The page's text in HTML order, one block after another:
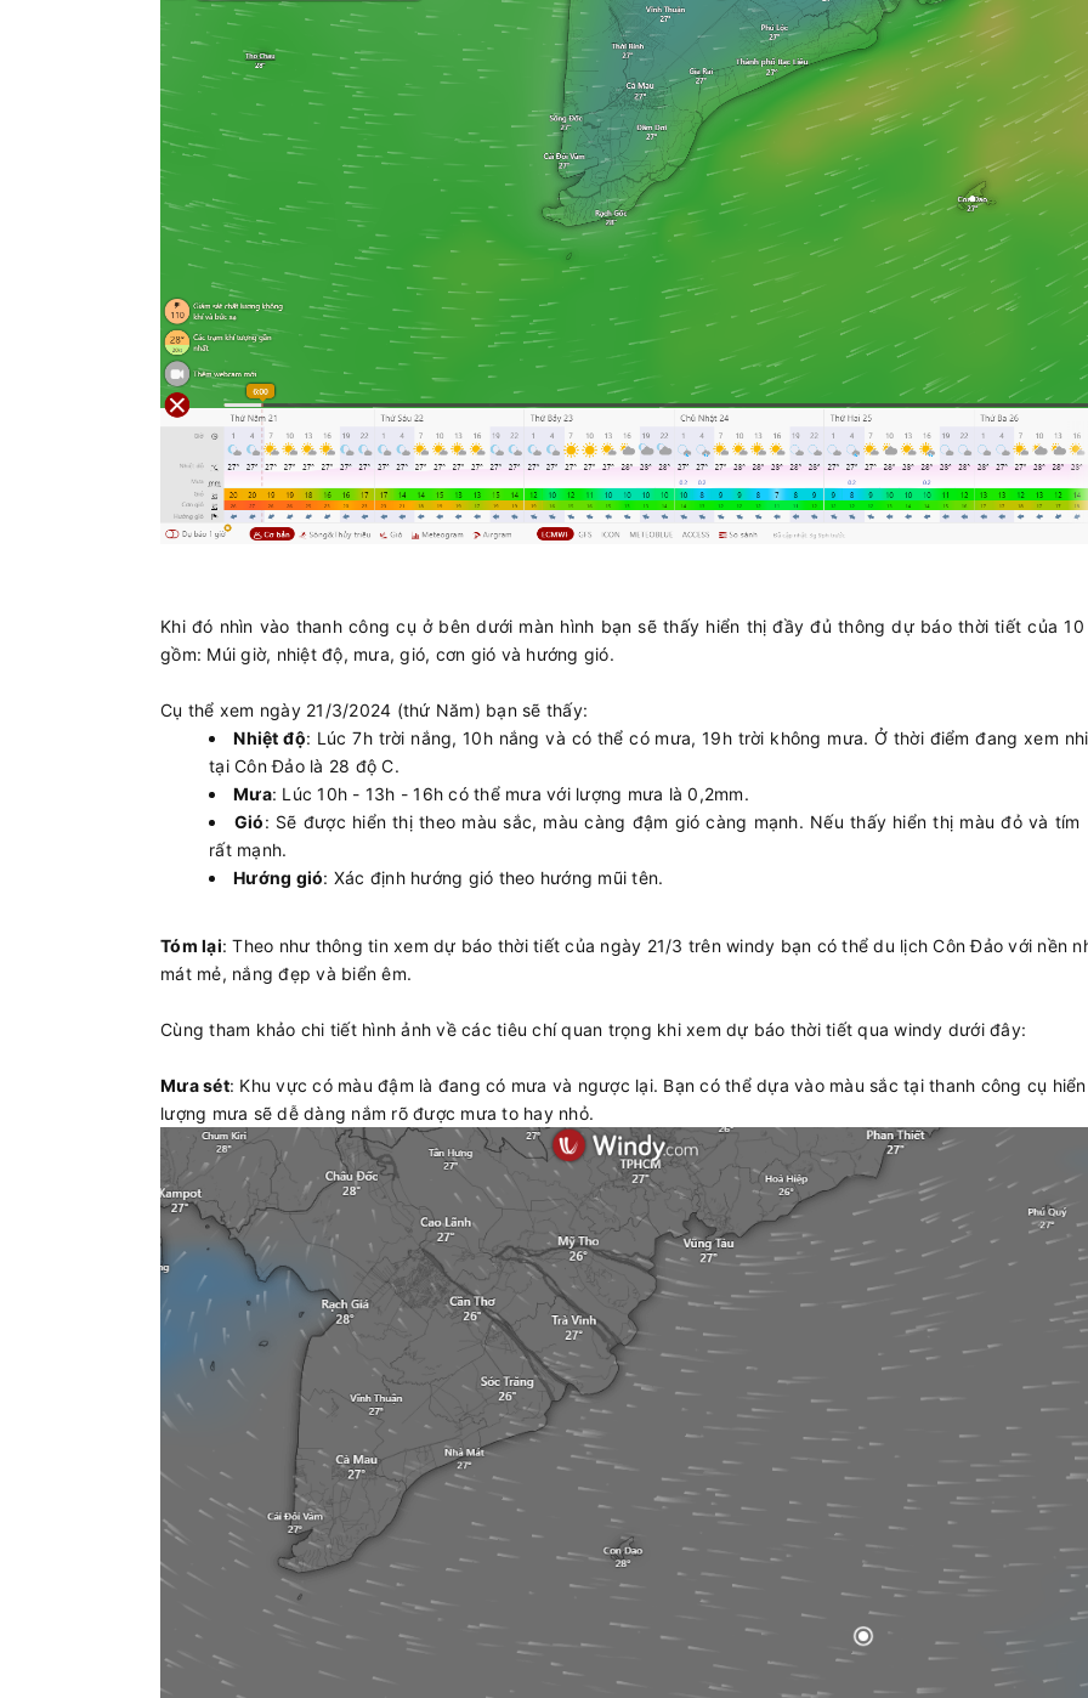
Khi đó nhìn vào thanh công cụ ở bên dưới màn hình bạn sẽ thấy hiển thị đầy đủ thông dự báo thời tiết của
gồm: Múi giờ, nhiệt độ, mưa, gió, cơn gió và hướng gió.
Cụ thể xem ngày 21/3/2024 (thứ Năm) bạn sẽ thấy:
Nhiệt độ: Lúc 7h trời nắng, 10h nắng và có thể có mưa, 19h trời không mưa. Ở thời điểm đang xem
tại Côn Đảo là 28 độ C.
Mưa: Lúc 10h - 13h - 16h có thể mưa với lượng mưa là 0,2mm.
Gió: Sẽ được hiển thị theo màu sắc, màu càng đậm gió càng mạnh. Nếu thấy hiển thị màu đỏ và tím
rất mạnh.
Hướng gió: Xác định hướng gió theo hướng mũi tên.
Tóm lại: Theo như thông tin xem dự báo thời tiết của ngày 21/3 trên windy bạn có thể du lịch Côn Đảo với nền
mát mẻ, nắng đẹp và biển êm.
Cùng tham khảo chi tiết hình ảnh về các tiêu chí quan trọng khi xem dự báo thời tiết qua windy dưới đây:
Mưa sét: Khu vực có màu đậm là đang có mưa và ngược lại. Bạn có thể dựa vào màu sắc tại thanh công cụ
lượng mưa sẽ dễ dàng nắm rõ được mưa to hay nhỏ.